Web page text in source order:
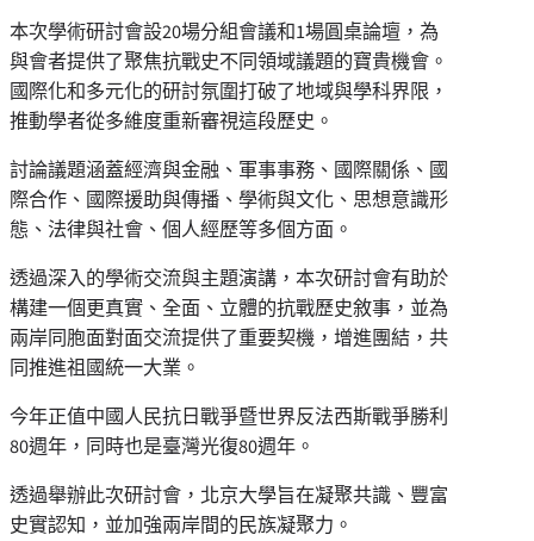
本次學術研討會設20場分組會議和1場圓桌論壇，為
與會者提供了聚焦抗戰史不同領域議題的寶貴機會。
國際化和多元化的研討氛圍打破了地域與學科界限，
推動學者從多維度重新審視這段歷史。
討論議題涵蓋經濟與金融、軍事事務、國際關係、國
際合作、國際援助與傳播、學術與文化、思想意識形
態、法律與社會、個人經歷等多個方面。
透過深入的學術交流與主題演講，本次研討會有助於
構建一個更真實、全面、立體的抗戰歷史敘事，並為
兩岸同胞面對面交流提供了重要契機，增進團結，共
同推進祖國統一大業。
今年正值中國人民抗日戰爭暨世界反法西斯戰爭勝利
80週年，同時也是臺灣光復80週年。
透過舉辦此次研討會，北京大學旨在凝聚共識、豐富
史實認知，並加強兩岸間的民族凝聚力。